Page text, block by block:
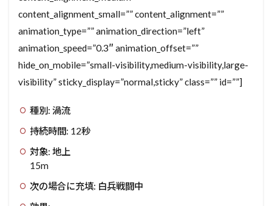
content_alignment_small=”” content_alignment=””
animation_type=”” animation_direction=”left”
animation_speed=”0.3″ animation_offset=””
hide_on_mobile=”small-visibility,medium-visibility,large-
visibility” sticky_display=”normal,sticky” class=”” id=””]
種別: 渦流
持続時間: 12秒
対象: 地上
15m
次の場合に充填: 白兵戦闘中